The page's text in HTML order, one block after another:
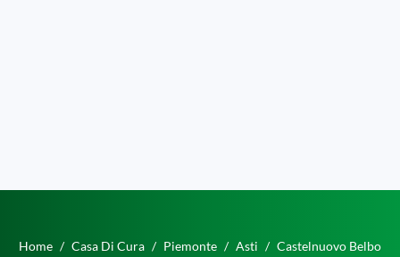
Home Casa Di Cura Piemonte Asti Castelnuovo Belbo